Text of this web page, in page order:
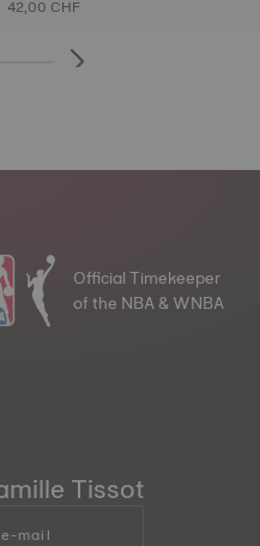
42,00 CHF
Official Timekeeper
of the NBA & WNBA
Tissot
mail